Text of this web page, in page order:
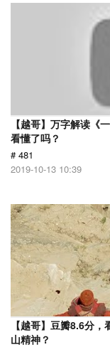
【越哥】万字解读《
看懂了吗？
# 481
2019-10-13 10:39
【越哥】豆瓣8.6分
山精神？